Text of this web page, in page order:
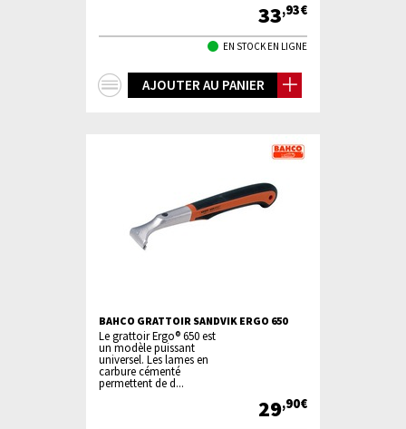
33,93€
EN STOCK EN LIGNE
AJOUTER AU PANIER
BAHCO GRATTOIR SANDVIK ERGO 650
Le grattoir Ergo® 650 est
un modèle puissant
universel. Les lames en
carbure cémenté
permettent de d...
29,90€